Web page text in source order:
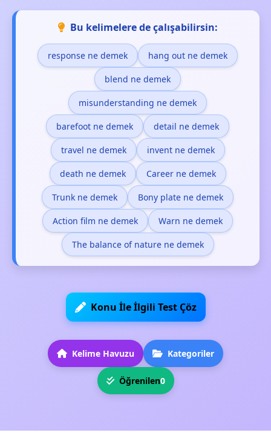
Bu kelimelere de çalışabilirsin:
response ne demek hang out ne demek
blend ne demek
misunderstanding ne demek
barefoot ne demek detail ne demek
travel ne demek invent ne demek
death ne demek Career ne demek
Trunk ne demek Bony plate ne demek
Action film ne demek Warn ne demek
The balance of nature ne demek
Konu İle İlgili Test Çöz
Kelime Havuzu Kategoriler
Öğrenilen0